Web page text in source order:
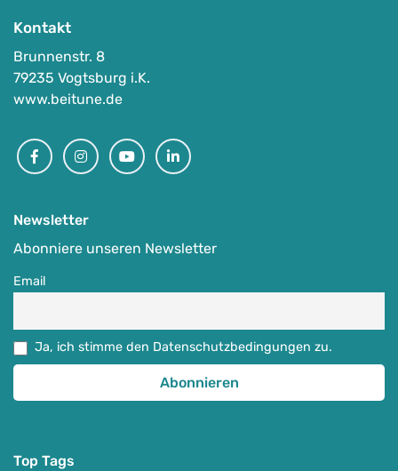
Kaiserstuhl | Schwarzwald | Taunus | Vogesen
Auf Karte anzeigen
Ausgewählte MTB-Regionen,Ladies only: MTB-Frauen-Specials
Detail Anzeigen
Kontakt
Brunnenstr. 8
79235 Vogtsburg i.K.
www.beitune.de
FacebookInstagramYoutubeLinkedin
Newsletter
Abonniere unseren Newsletter
Email
Ja, ich stimme den Datenschutzbedingungen zu.
Top Tags